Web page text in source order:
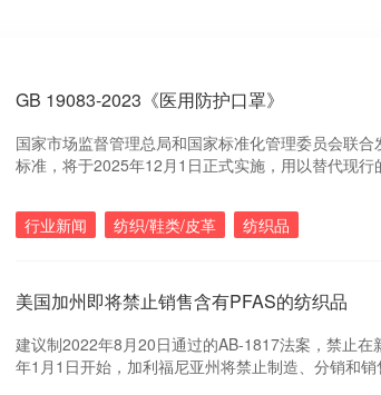
GB 19083-2023《医用防护口罩》
国家市场监督管理总局和国家标准化管理委员会联
标准，将于2025年12月1日正式实施，用以替代现行
行业新闻 纺织/鞋类/皮革 纺织品
美国加州即将禁止销售含有PFAS的纺织品
建议制2022年8月20日通过的AB-1817法案，禁止
年1月1日开始，加利福尼亚州将禁止制造、分销和